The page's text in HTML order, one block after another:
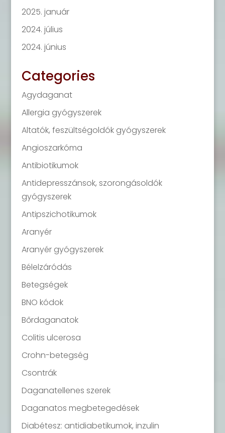
2025. január
2024. július
2024. június
Categories
Agydaganat
Allergia gyógyszerek
Altatók, feszültségoldók gyógyszerek
Angioszarkóma
Antibiotikumok
Antidepresszánsok, szorongásoldók
gyógyszerek
Antipszichotikumok
Aranyér
Aranyér gyógyszerek
Bélelzáródás
Betegségek
BNO kódok
Bőrdaganatok
Colitis ulcerosa
Crohn-betegség
Csontrák
Daganatellenes szerek
Daganatos megbetegedések
Diabétesz: antidiabetikumok, inzulin